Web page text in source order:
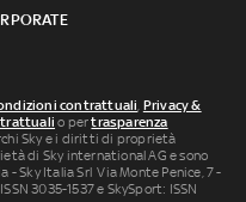
contrattuali, Privacy &
o pertrasparenza
Sky e i diritti di proprietà
di Sky international AG e sono
Sky Italia Srl Via Monte Penice, 7 -
3035-1537 e SkySport: ISSN